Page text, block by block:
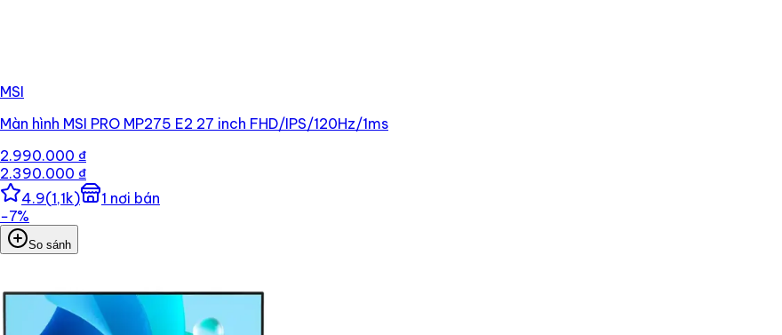
MSI
Màn hình MSI PRO MP275 E2 27 inch FHD/IPS/120Hz/1ms
2.990.000 ₫
2.390.000 ₫
4.9(1,1k) 1 nơi bán
−7%
So sánh